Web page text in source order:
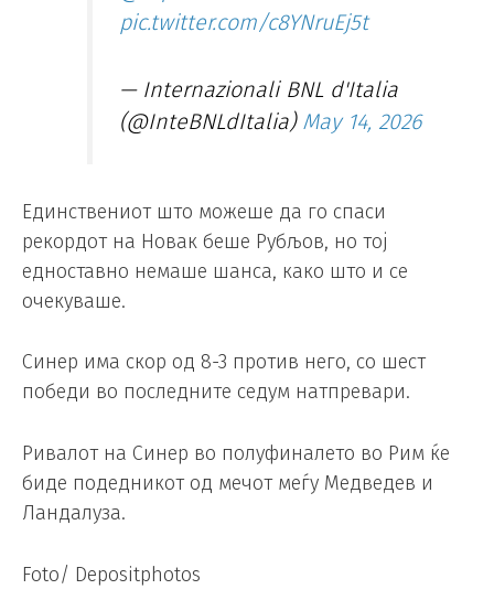
pic.twitter.com/c8YNruEj5t
— Internazionali BNL d'Italia
(@InteBNLdItalia) May 14, 2026
Единствениот што можеше да го спаси
рекордот на Новак беше Рубљов, но тој
едноставно немаше шанса, како што и се
очекуваше.
Синер има скор од 8-3 против него, со шест
победи во последните седум натпревари.
Ривалот на Синер во полуфиналето во Рим ќе
биде подедникот од мечот меѓу Медведев и
Ландалуза.
Foto/ Depositphotos